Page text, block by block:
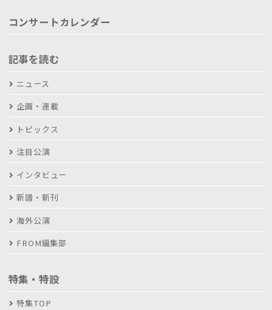
コンサートカレンダー
記事を読む
ニュース
企画・連載
トピックス
注目公演
インタビュー
新譜・新刊
海外公演
FROM編集部
特集・特設
特集TOP